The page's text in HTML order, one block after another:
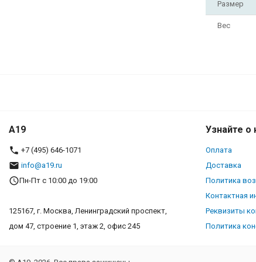
Размер
Вес
A19
+7 (495) 646-1071
info@a19.ru
Пн-Пт с 10:00 до 19:00
125167, г. Москва, Ленинградский проспект,
дом 47, строение 1, этаж 2, офис 245
Узнайте о
Оплата
Доставка
Политика
Контактная
Реквизиты
Политика